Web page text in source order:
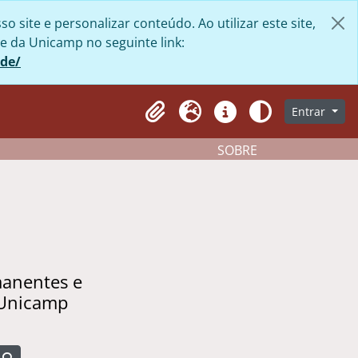
site e personalizar conteúdo. Ao utilizar este site,
da Unicamp no seguinte link:
Clipboard
Idioma AtalhosAparênciaEntrar
SOBRE
e